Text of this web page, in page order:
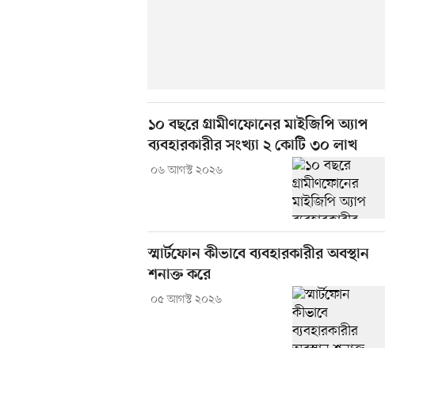
১০ বছরে গ্রামীণফোনের মাইজিপি অ্যাপ
ব্যবহারকারীর সংখ্যা ২ কোটি ৩০ লাখ
০৬ আগস্ট ২০২৬
স্মার্টফোন কীভাবে ব্যবহারকারীর অবস্থান
শনাক্ত করে
০৫ আগস্ট ২০২৬